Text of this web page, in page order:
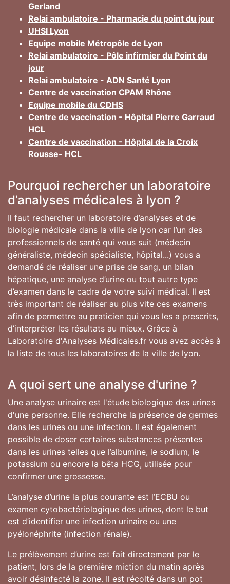
Gerland
Relai ambulatoire - Pharmacie du point du jour
UHSI Lyon
Equipe mobile Métropôle de Lyon
Relai ambulatoire - Pôle infirmier du Point du
jour
Relai ambulatoire - ADN Santé Lyon
Centre de vaccination CPAM Rhône
Equipe mobile du CDHS
Centre de vaccination - Hôpital Pierre Garraud
HCL
Centre de vaccination - Hôpital de la Croix
Rousse- HCL
Pourquoi rechercher un laboratoire
d’analyses médicales à lyon ?
Il faut rechercher un laboratoire d’analyses et de
biologie médicale dans la ville de lyon car l’un des
professionnels de santé qui vous suit (médecin
généraliste, médecin spécialiste, hôpital...) vous a
demandé de réaliser une prise de sang, un bilan
hépatique, une analyse d’urine ou tout autre type
d’examen dans le cadre de votre suivi médical. Il est
très important de réaliser au plus vite ces examens
afin de permettre au praticien qui vous les a prescrits,
d’interpréter les résultats au mieux. Grâce à
Laboratoire d'Analyses Médicales.fr vous avez accès à
la liste de tous les laboratoires de la ville de lyon.
A quoi sert une analyse d'urine ?
Une analyse urinaire est l'étude biologique des urines
d'une personne. Elle recherche la présence de germes
dans les urines ou une infection. Il est également
possible de doser certaines substances présentes
dans les urines telles que l’albumine, le sodium, le
potassium ou encore la bêta HCG, utilisée pour
confirmer une grossesse.
L’analyse d’urine la plus courante est l’ECBU ou
examen cytobactériologique des urines, dont le but
est d’identifier une infection urinaire ou une
pyélonéphrite (infection rénale).
Le prélèvement d’urine est fait directement par le
patient, lors de la première miction du matin après
avoir désinfecté la zone. Il est récolté dans un pot